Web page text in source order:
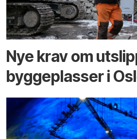
Nye krav om
byggeplasser i